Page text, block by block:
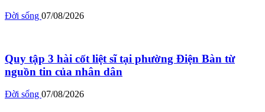
Đời sống 07/08/2026
Quy tập 3 hài cốt liệt sĩ tại phường Điện Bàn từ
nguồn tin của nhân dân
Đời sống 07/08/2026